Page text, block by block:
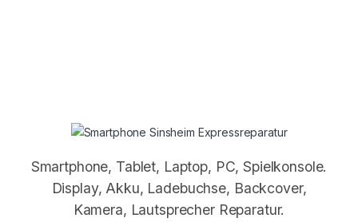
Smartphone, Tablet, Laptop, PC, Spielkonsole.
Display, Akku, Ladebuchse, Backcover,
Kamera, Lautsprecher Reparatur.